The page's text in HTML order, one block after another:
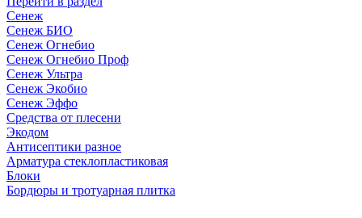
Сенеж
Сенеж БИО
Сенеж Огнебио
Сенеж Огнебио Проф
Сенеж Ультра
Сенеж Экобио
Сенеж Эффо
Средства от плесени
Экодом
Антисептики разное
Арматура стеклопластиковая
Блоки
Бордюры и тротуарная плитка